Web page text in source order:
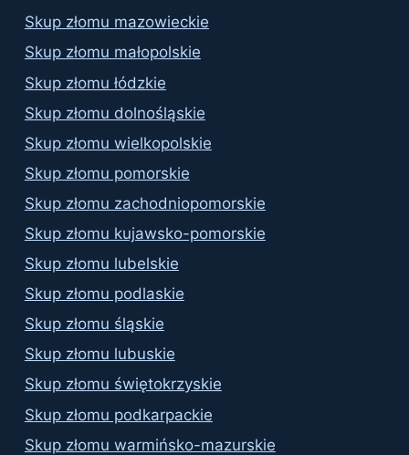
Skup złomu mazowieckie
Skup złomu małopolskie
Skup złomu łódzkie
Skup złomu dolnośląskie
Skup złomu wielkopolskie
Skup złomu pomorskie
Skup złomu zachodniopomorskie
Skup złomu kujawsko-pomorskie
Skup złomu lubelskie
Skup złomu podlaskie
Skup złomu śląskie
Skup złomu lubuskie
Skup złomu świętokrzyskie
Skup złomu podkarpackie
Skup złomu warmińsko-mazurskie